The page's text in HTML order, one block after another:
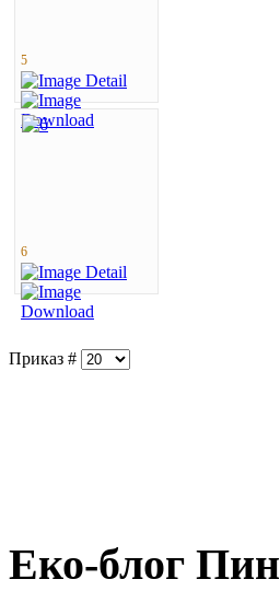
5
6
Приказ #
Еко-блог